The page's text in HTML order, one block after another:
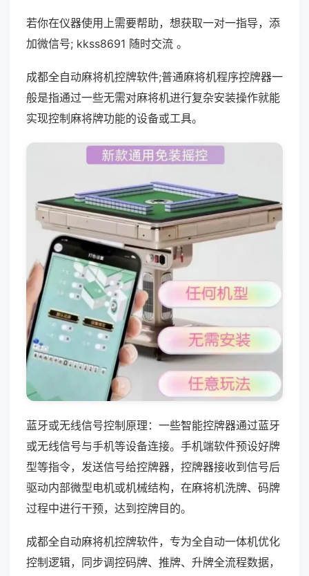
若你在仪器使用上需要帮助，想获取一对一指导，添
加微信号; kkss8691 随时交流 。
成都全自动麻将机控牌软件;普通麻将机程序控牌器一
般是指通过一些无需对麻将机进行复杂安装操作就能
实现控制麻将牌功能的设备或工具。
蓝牙或无线信号控制原理：一些智能控牌器通过蓝牙
或无线信号与手机等设备连接。手机端软件预设好牌
型等指令，发送信号给控牌器，控牌器接收到信号后
驱动内部微型电机或机械结构，在麻将机洗牌、码牌
过程中进行干预，达到控牌目的。
成都全自动麻将机控牌软件，专为全自动一体机优化
控制逻辑，同步调控码牌、推牌、升牌全流程数据，